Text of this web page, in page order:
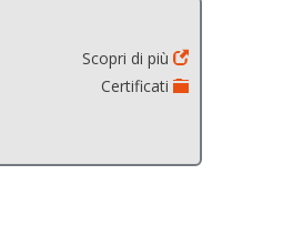
Scopri di più
Certificati